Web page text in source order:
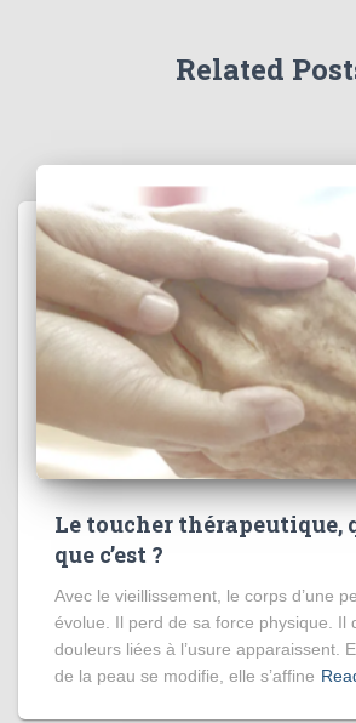
Related
Le toucher thérapeutique,
que c’est ?
Avec le vieillissement, le corps d’une
évolue. Il perd de sa force physique. Il
douleurs liées à l’usure apparaissent.
de la peau se modifie, elle s’affine